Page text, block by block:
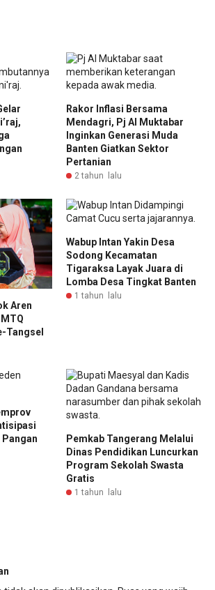
Rakor Inflasi Bersama
Mendagri, Pj Al Muktabar
Inginkan Generasi Muda
Banten Giatkan Sektor
Pertanian
2 tahun lalu
Aren
Tangsel
Wabup Intan Yakin Desa
Sodong Kecamatan
Tigaraksa Layak Juara di
Lomba Desa Tingkat Banten
1 tahun lalu
Pangan
Pemkab Tangerang Melalui
Dinas Pendidikan Luncurkan
Program Sekolah Swasta
Gratis
1 tahun lalu